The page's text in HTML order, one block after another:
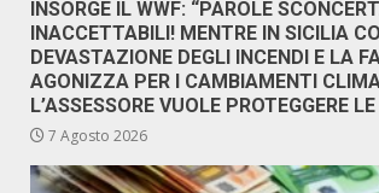
INSORGE IL WWF: “PAROLE
INACCETTABILI! MENTRE IN SICILIA
DEVASTAZIONE DEGLI INCENDI E LA
AGONIZZA PER I CAMBIAMENTI
L’ASSESSORE VUOLE PROTEGGERE
7 Agosto 2026